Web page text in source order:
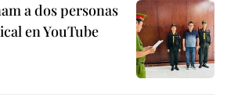
a dos personas
en YouTube